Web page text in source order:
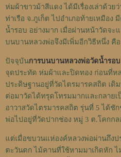
ห่มผ้าขาวม้าสีแดง ได้มีเรื่องเล่าด้ว
ท่าเรือ จ.ภูเก็ต ไปอำเภอท้ายเหมือง
น้ำรอบ อย่างมาก เมื่อผ่านหน้าวัดจะ
บนบานหลวงพ่อจึงมีเพิ่มอีกวิธีหนึ่ง คื
ปัจจุบันการบนบานหลวงพ่อวัดน้ำรอ
จุดประทัด ห่มผ้าและปิดทอง ก่อนที่ห
ประดิษฐานอยู่ที่วัดไตรมารคสถิต เดิ
ต่อมาวัดได้ทรุดโทรมมากและกลายเ
อาวาสวัดไตรมารคสถิต รุ่นที่ 5 ได้ชั
พ่อไปอยู่ที่วัดปากช่อง หมู่ 3 ต.โคกกล
แต่เมื่อขบวนแห่องค์หลวงพ่อผ่านถึง
ตะวันตก ไม้คานที่ใช้หามมาเกิดหัก